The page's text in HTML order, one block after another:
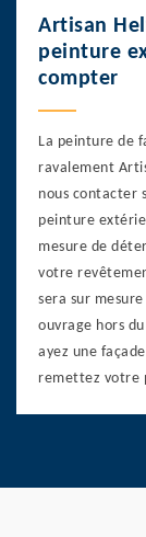
Artisan
peinture
compter
La peinture de
ravalement
nous contacter
peinture
mesure de
votre
sera sur
ouvrage hors
ayez une
remettez votre